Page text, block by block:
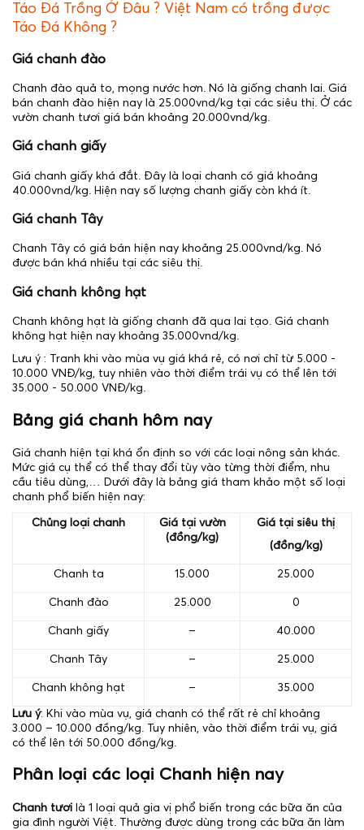
Táo Đá Trồng Ở Đâu ? Việt Nam có trồng được
Táo Đá Không ?
Giá chanh đào
Chanh đào quả to, mọng nước hơn. Nó là giống chanh lai. Giá
bán chanh đào hiện nay là 25.000vnd/kg tại các siêu thị. Ở các
vườn chanh tươi giá bán khoảng 20.000vnd/kg.
Giá chanh giấy
Giá chanh giấy khá đắt. Đây là loại chanh có giá khoảng
40.000vnd/kg. Hiện nay số lượng chanh giấy còn khá ít.
Giá chanh Tây
Chanh Tây có giá bán hiện nay khoảng 25.000vnd/kg. Nó
được bán khá nhiều tại các siêu thị.
Giá chanh không hạt
Chanh không hạt là giống chanh đã qua lai tạo. Giá chanh
không hạt hiện nay khoảng 35.000vnd/kg.
Lưu ý : Tranh khi vào mùa vụ giá khá rẻ, có nơi chỉ từ 5.000 -
10.000 VNĐ/kg, tuy nhiên vào thời điểm trái vụ có thể lên tới
35.000 - 50.000 VNĐ/kg.
Bảng giá chanh hôm nay
Giá chanh hiện tại khá ổn định so với các loại nông sản khác.
Mức giá cụ thể có thể thay đổi tùy vào từng thời điểm, nhu
cầu tiêu dùng,… Dưới đây là bảng giá tham khảo một số loại
chanh phổ biến hiện nay:
Chủng loại chanh
Giá tại vườn
(đồng/kg)
Giá tại siêu thị
(đồng/kg)
Chanh ta 15.000 25.000
Chanh đào 25.000 0
Chanh giấy – 40.000
Chanh Tây – 25.000
Chanh không hạt – 35.000
Lưu ý: Khi vào mùa vụ, giá chanh có thể rất rẻ chỉ khoảng
3.000 – 10.000 đồng/kg. Tuy nhiên, vào thời điểm trái vụ, giá
có thể lên tới 50.000 đồng/kg.
Phân loại các loại Chanh hiện nay
Chanh tươi là 1 loại quả gia vị phổ biến trong các bữa ăn của
gia đình người Việt. Thường được dùng trong các bữa ăn làm